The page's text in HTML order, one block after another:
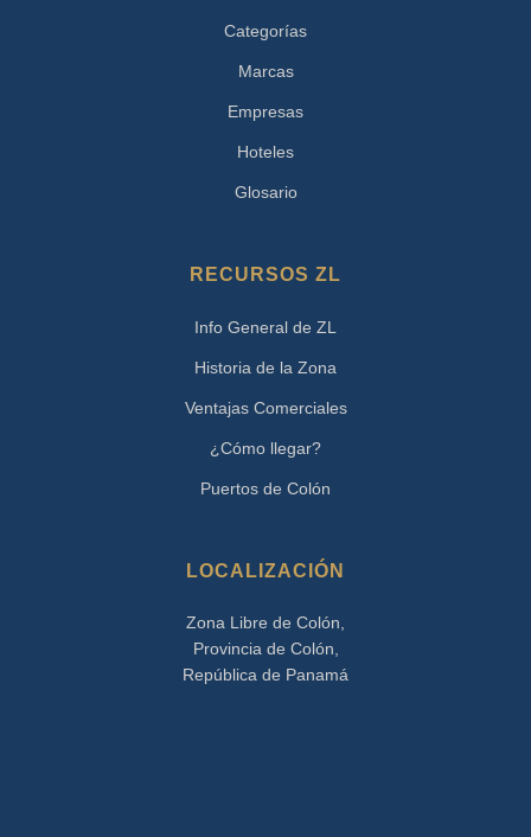
Categorías
Marcas
Empresas
Hoteles
Glosario
RECURSOS ZL
Info General de ZL
Historia de la Zona
Ventajas Comerciales
¿Cómo llegar?
Puertos de Colón
LOCALIZACIÓN
Zona Libre de Colón,
Provincia de Colón,
República de Panamá